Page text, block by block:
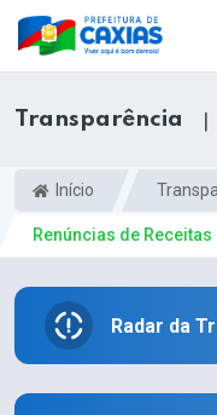
Transparência |
Início
Renúncias de Receitas
Radar da